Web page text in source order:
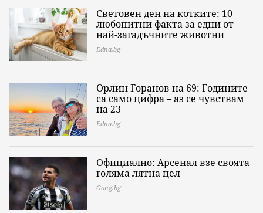
Световен ден на котките: 10
любопитни факта за едни от
най-загадъчните животни
Edna.bg
Орлин Горанов на 69: Годините
са само цифра – аз се чувствам
на 23
Edna.bg
Официално: Арсенал взе своята
голяма лятна цел
Gong.bg